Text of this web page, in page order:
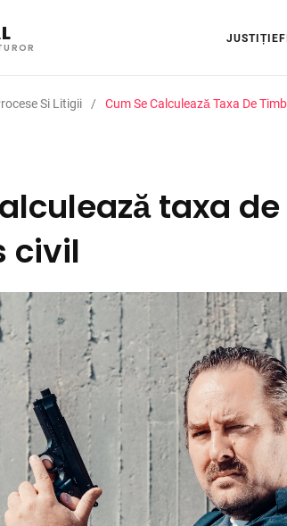
JUSTIȚIE
Si Litigii Cum Se Calculează Taxa De
taxa
civil